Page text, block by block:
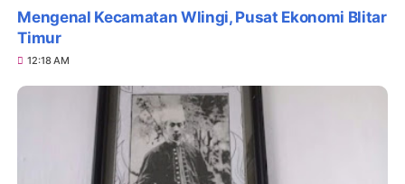
Mengenal Kecamatan Wlingi, Pusat Ekonomi Blitar
Timur
12:18 AM